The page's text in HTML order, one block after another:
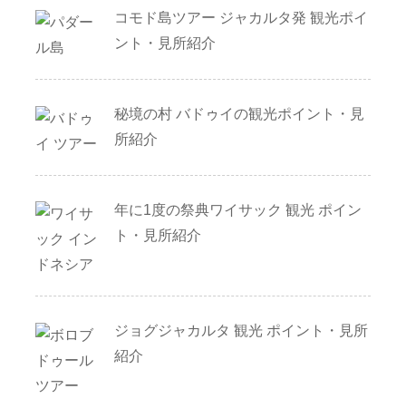
コモド島ツアー ジャカルタ発 観光ポイ
ント・見所紹介
秘境の村 バドゥイの観光ポイント・見
所紹介
年に1度の祭典ワイサック 観光 ポイン
ト・見所紹介
ジョグジャカルタ 観光 ポイント・見所
紹介